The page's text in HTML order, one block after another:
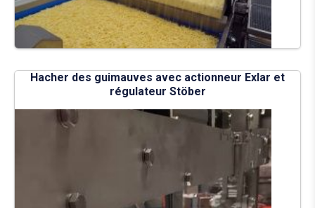
Hacher des guimauves avec actionneur Exlar et
régulateur Stöber